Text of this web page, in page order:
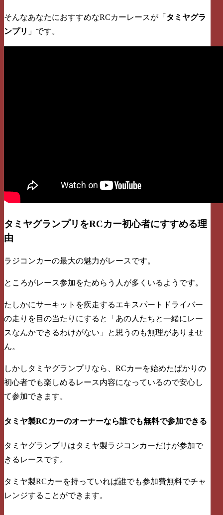
そんなあなたにおすすめなRCカーレースが「 タミヤグラ
ンプリ 」です。
タミヤグランプリをRCカー初心者にすすめる理
由
ラジコンカーの最大の魅力がレースです。
ところがレース参加をためらう人が多くいるようです。
たしかにサーキットを疾走するエキスパートドライバー
の走りを目の当たりにすると「あの人たちと一緒にレー
スなんかできるわけがない」と思うのも無理がありませ
ん。
しかしタミヤグランプリなら、RCカーを始めたばかりの
初心者でも楽しめるレース内容になっているので安心し
て参加できます。
タミヤ製RCカーのオーナーなら誰でも無料で参加できる
タミヤグランプリはタミヤ製ラジコンカーだけが参加で
きるレースです。
タミヤ製RCカーを持っていれば誰でも参加費無料でチャ
レンジすることができます。